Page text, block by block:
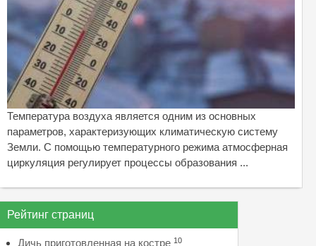
Температура воздуха является одним из основных
параметров, характеризующих климатическую систему
Земли. С помощью температурного режима атмосферная
циркуляция регулирует процессы образования ...
Рейтинг страниц
Дичь приготовленная на костре 10